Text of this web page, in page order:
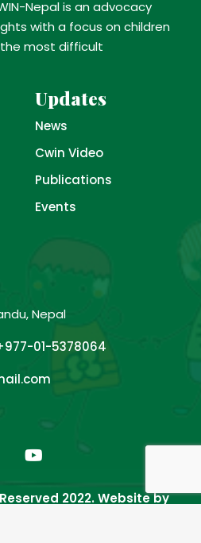
Nepal is an advocacy
with a focus on children
the most difficult
Updates
News
Cwin Video
Publications
Events
Nepal
01-5378064
2022.Website by